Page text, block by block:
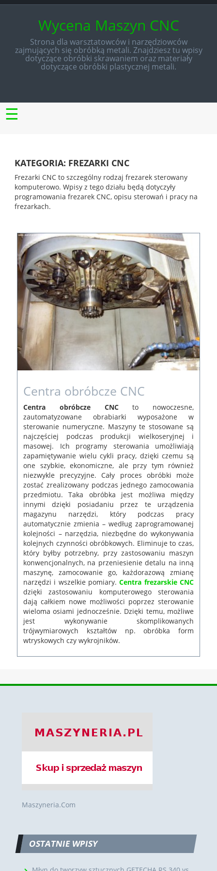
Skip
Wycena Maszyn CNC
Strona dla warsztatowców i narzędziowców
zajmujących się obróbką metali. Znajdziesz tu wpisy
dotyczące obróbki skrawaniem oraz materiały
dotyczące obróbki plastycznej metali.
☰
KATEGORIA: FREZARKI CNC
Frezarki CNC to szczególny rodzaj frezarek sterowany
komputerowo. Wpisy z tego działu będą dotyczyły
programowania frezarek CNC, opisu sterowań i pracy na
frezarkach.
Centra obróbcze CNC
Centra obróbcze CNCto nowoczesne,
zautomatyzowane obrabiarki wyposażone w
sterowanie numeryczne. Maszyny te stosowane są
najczęściej podczas produkcji wielkoseryjnej i
masowej. Ich programy sterowania umożliwiają
zapamiętywanie wielu cykli pracy, dzięki czemu są
one szybkie, ekonomiczne, ale przy tym również
niezwykle precyzyjne. Cały proces obróbki może
zostać zrealizowany podczas jednego zamocowania
przedmiotu. Taka obróbka jest możliwa między
innymi dzięki posiadaniu przez te urządzenia
magazynu narzędzi, który podczas pracy
automatycznie zmienia – według zaprogramowanej
kolejności – narzędzia, niezbędne do wykonywania
kolejnych czynności obróbkowych. Eliminuje to czas,
który byłby potrzebny, przy zastosowaniu maszyn
konwencjonalnych, na przeniesienie detalu na inną
maszynę, zamocowanie go, każdorazową zmianę
narzędzi i wszelkie pomiary.Centra frezarskie CNC
dzięki zastosowaniu komputerowego sterowania
dają całkiem nowe możliwości poprzez sterowanie
wieloma osiami jednocześnie. Dzięki temu, możliwe
jest wykonywanie skomplikowanych
trójwymiarowych kształtów np. obróbka form
wtryskowych czy wykrojników.
Maszyneria.Com
OSTATNIE WPISY